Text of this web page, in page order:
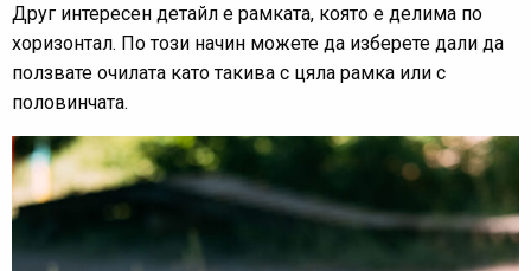
Друг интересен детайл е рамката, която е делима по
хоризонтал. По този начин можете да изберете дали да
ползвате очилата като такива с цяла рамка или с
половинчата.